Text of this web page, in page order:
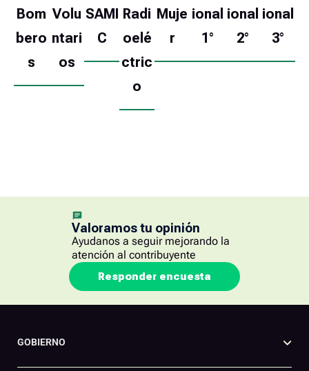
Bom
bero
s
Volu
ntari
os
SAMI
C
Radi
oelé
ctric
o
Muje
r
ional
1°
ional
2°
ional
3°
Valoramos tu opinión
Ayudanos a seguir mejorando la
atención al contribuyente
Responder encuesta
GOBIERNO